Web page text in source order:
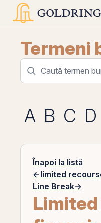
Termeni
A B C D
Înapoi la listă
←limited
Line Break→